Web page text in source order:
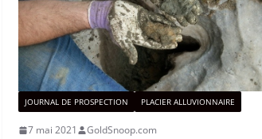
JOURNAL DE PROSPECTION PLACIER ALLUVIONNAIRE
7 mai 2021
GoldSnoop.com